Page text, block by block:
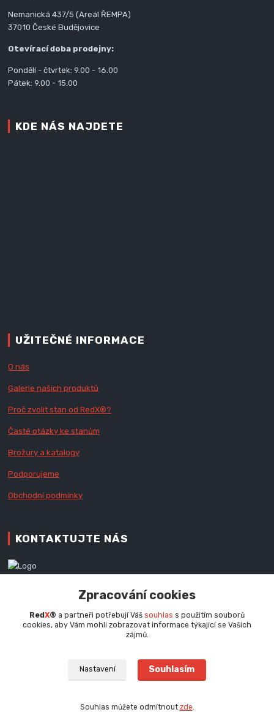
Nemanická 437/5 (Areál ŘEMPA)
37010 České Budějovice
Otevírací doba prodejny:
Pondělí - čtvrtek: 9.00 - 16.00
Pátek: 9.00 - 15.00
KDE NÁS NAJDETE
UŽITEČNÉ INFORMACE
O nás
Galerie našich produktů
Proč zvolit stan od RedX®?
Časté otázky ke stanům
Brožury a katalogy
Podporujeme
Obchodní podmínky
KONTAKTUJTE NÁS
+420 777 979 111
info@redx.cz
Zpracování cookies
Red X® a partneři potřebují Váš souhlas s použitím souborů
cookies, aby Vám mohli zobrazovat informace týkající se Vašich
zájmů.
Nastavení Souhlasím
Souhlas můžete odmítnout zde.